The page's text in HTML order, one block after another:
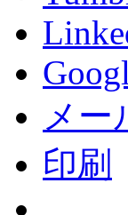
メー
印刷